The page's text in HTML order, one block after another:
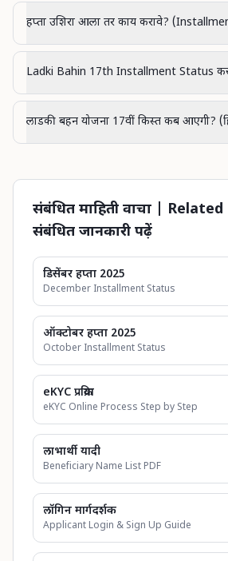
हप्ता उशिरा आला तर काय करावे?
Ladki Bahin 17th Installment Status
लाडकी बहन योजना 17वीं किस्त कब आएगी?
संबंधित माहिती वाचा | Related
संबंधित जानकारी पढ़ें
डिसेंबर हप्ता 2025
December Installment Status
ऑक्टोबर हप्ता 2025
October Installment Status
eKYC प्रक्रिया
eKYC Online Process Step by Step
लाभार्थी यादी
Beneficiary Name List PDF
लॉगिन मार्गदर्शक
Applicant Login & Sign Up Guide